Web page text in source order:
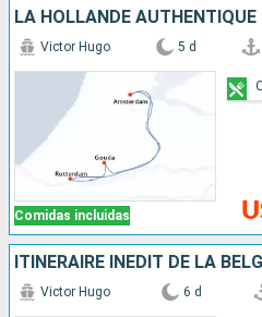
LA HOLLANDE AUTHENTIQUE
Comidas incluidas
Victor Hugo 5 d
Victor Hugo 6 d